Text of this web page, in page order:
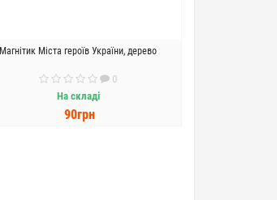
Магнітик Міста героїв України, дерево
0
На складі
90грн